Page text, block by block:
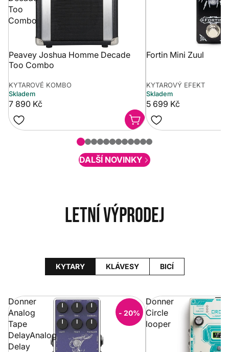
Too
Combo
Peavey Joshua Homme Decade
Too Combo
KYTAROVÉ KOMBO
Skladem
7 890 Kč
Fortin Mini Zuul
KYTAROVÝ EFEKT
Skladem
5 699 Kč
DALŠÍ NOVINKY
Letní výprodej
KYTARY KLÁVESY BICÍ
Donner
Analog
Tape
DelayAnalog
Delay
- 20%
Donner
Circle
looper